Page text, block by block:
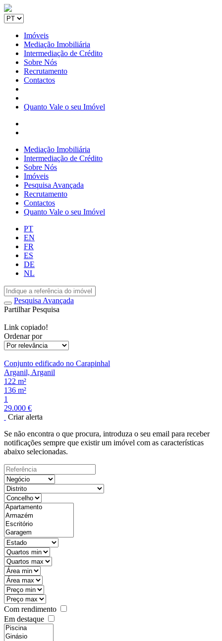
Imóveis
Mediação Imobiliária
Intermediação de Crédito
Sobre Nós
Recrutamento
Contactos
Quanto Vale o seu Imóvel
Mediação Imobiliária
Intermediação de Crédito
Sobre Nós
Imóveis
Pesquisa Avançada
Recrutamento
Contactos
Quanto Vale o seu Imóvel
PT
EN
FR
ES
DE
NL
Pesquisa Avançada
Partilhar Pesquisa
Link copiado!
Ordenar por
Conjunto edificado no Carapinhal
Arganil, Arganil
122 m²
136 m²
1
29.000 €
Criar alerta
Se não encontra o que procura, introduza o seu email para receber
notificações sempre que existir um imóvel com as características
abaixo selecionadas.
Com rendimento
Em destaque